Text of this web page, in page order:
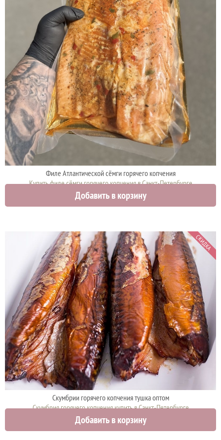
Филе Атлантической сёмги горячего копчения
Купить филе сёмги горячего копчения в Санкт-Петербурге
2250 руб.
Добавить в корзину
СКИДКА
Скумбрии горячего копчения тушка оптом
Скумбрия горячего копчения купить в Санкт-Петербурге
790 руб.
Добавить в корзину